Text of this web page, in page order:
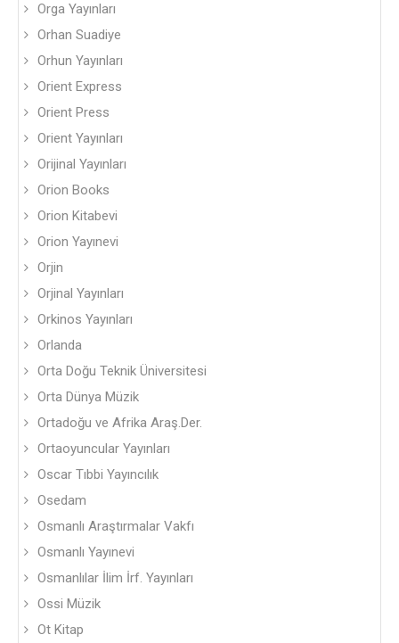
Orga Yayınları
Orhan Suadiye
Orhun Yayınları
Orient Express
Orient Press
Orient Yayınları
Orijinal Yayınları
Orion Books
Orion Kitabevi
Orion Yayınevi
Orjin
Orjinal Yayınları
Orkinos Yayınları
Orlanda
Orta Doğu Teknik Üniversitesi
Orta Dünya Müzik
Ortadoğu ve Afrika Araş.Der.
Ortaoyuncular Yayınları
Oscar Tıbbi Yayıncılık
Osedam
Osmanlı Araştırmalar Vakfı
Osmanlı Yayınevi
Osmanlılar İlim İrf. Yayınları
Ossi Müzik
Ot Kitap